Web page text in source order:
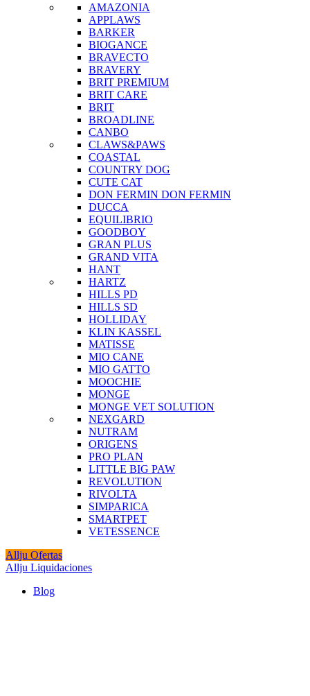
AMAZONIA
APPLAWS
BARKER
BIOGANCE
BRAVECTO
BRAVERY
BRIT PREMIUM
BRIT CARE
BRIT
BROADLINE
CANBO
CLAWS&PAWS
COASTAL
COUNTRY DOG
CUTE CAT
DON FERMIN DON FERMIN
DUCCA
EQUILIBRIO
GOODBOY
GRAN PLUS
GRAND VITA
HANT
HARTZ
HILLS PD
HILLS SD
HOLLIDAY
KLIN KASSEL
MATISSE
MIO CANE
MIO GATTO
MOOCHIE
MONGE
MONGE VET SOLUTION
NEXGARD
NUTRAM
ORIGENS
PRO PLAN
LITTLE BIG PAW
REVOLUTION
RIVOLTA
SIMPARICA
SMARTPET
VETESSENCE
Allju Ofertas
Allju Liquidaciones
Blog